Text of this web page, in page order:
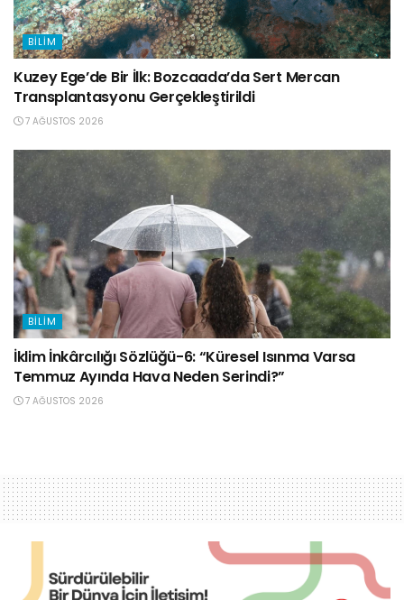
BILIM
Kuzey Ege’de Bir İlk: Bozcaada’da Sert Mercan
Transplantasyonu Gerçekleştirildi
7 AĞUSTOS 2026
BILIM
İklim İnkârcılığı Sözlüğü-6: “Küresel Isınma Varsa
Temmuz Ayında Hava Neden Serindi?”
7 AĞUSTOS 2026